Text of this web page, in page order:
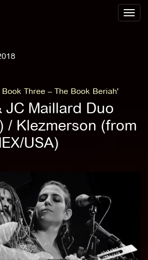
Toggle
Three – The Book Beriah'
JC Maillard Duo
/ Klezmerson (from
USA)